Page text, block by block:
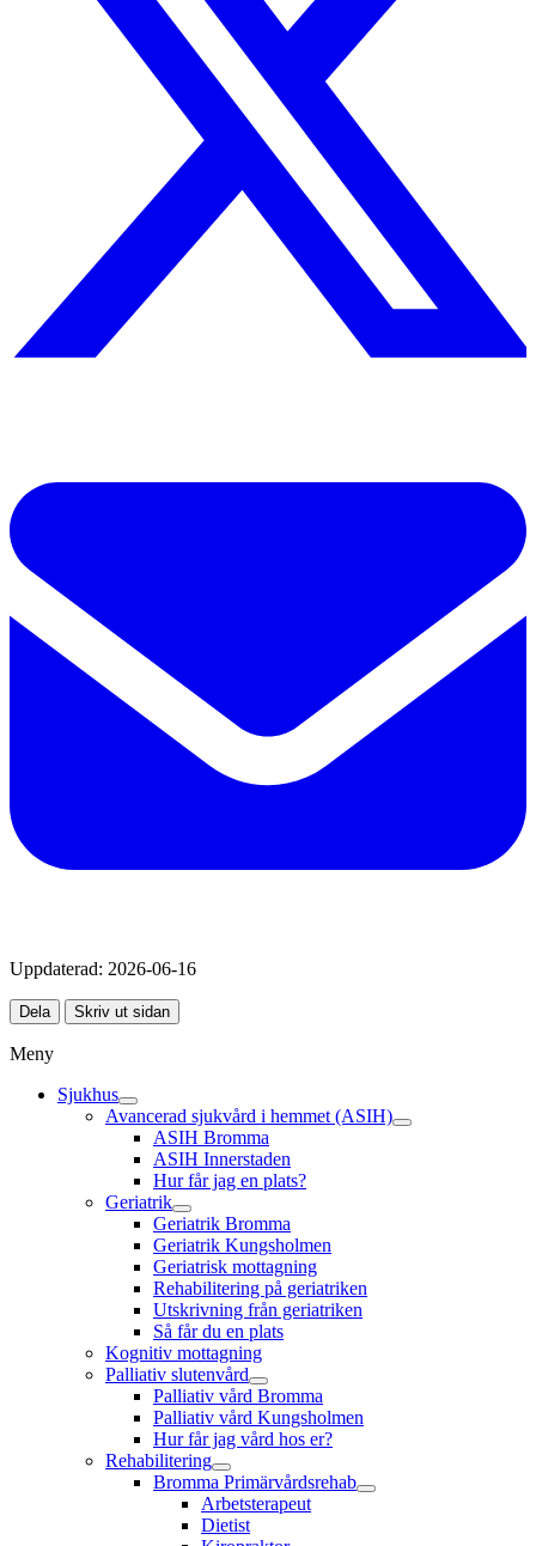
Uppdaterad: 2026-06-16
Dela Skriv ut sidan
Meny
Sjukhus
Avancerad sjukvård i hemmet (ASIH)
ASIH Bromma
ASIH Innerstaden
Hur får jag en plats?
Geriatrik
Geriatrik Bromma
Geriatrik Kungsholmen
Geriatrisk mottagning
Rehabilitering på geriatriken
Utskrivning från geriatriken
Så får du en plats
Kognitiv mottagning
Palliativ slutenvård
Palliativ vård Bromma
Palliativ vård Kungsholmen
Hur får jag vård hos er?
Rehabilitering
Bromma Primärvårdsrehab
Arbetsterapeut
Dietist